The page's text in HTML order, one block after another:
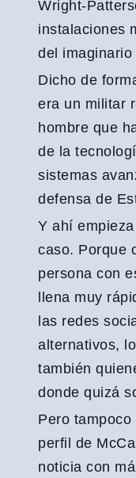
Wright-
instalaciones
del imaginario
Dicho de
era un militar
hombre que
de la
sistemas
defensa de
Y ahí
caso. Porque
persona con
llena muy
las redes
alternativos,
también
donde quizá
Pero tampoco
perfil de
noticia con